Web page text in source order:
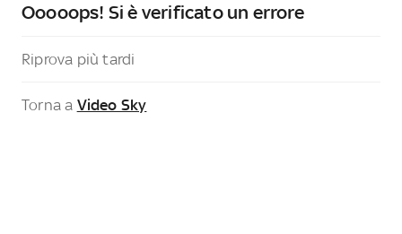
Ooooops! Si è verificato un errore
Riprova più tardi
Torna a Video Sky